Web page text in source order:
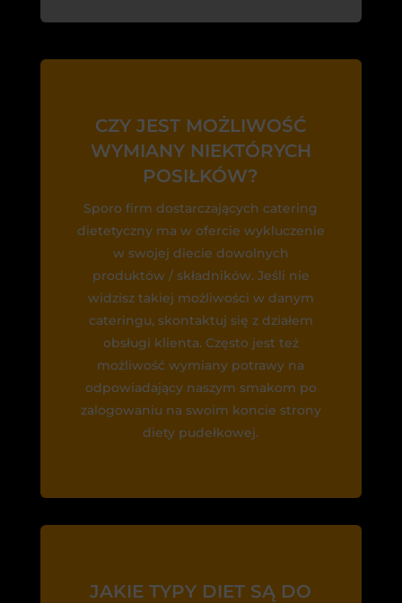
CZY JEST MOŻLIWOŚĆ
WYMIANY NIEKTÓRYCH
POSIŁKÓW?
Sporo firm dostarczających catering
dietetyczny ma w ofercie wykluczenie
w swojej diecie dowolnych
produktów / składników. Jeśli nie
widzisz takiej możliwości w danym
cateringu, skontaktuj się z działem
obsługi klienta. Często jest też
możliwość wymiany potrawy na
odpowiadający naszym smakom po
zalogowaniu na swoim koncie strony
diety pudełkowej.
JAKIE TYPY DIET SĄ DO